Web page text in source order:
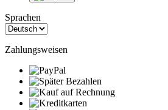
Sprachen
Zahlungsweisen